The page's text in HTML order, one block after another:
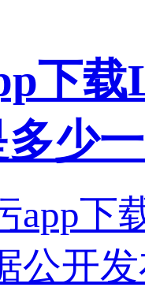
下
少一
app下
据公开